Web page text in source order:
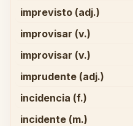
imprevisto (adj.)
improvisar (v.)
improvisar (v.)
imprudente (adj.)
incidencia (f.)
incidente (m.)